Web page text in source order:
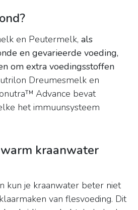
en Peutermelk, als
en gevarieerde voeding,
om extra voedingsstoffen
Dreumesmelk en
Advance bevat
het immuunsysteem
kraanwater
kun je kraanwater beter niet
van flesvoeding. Dit